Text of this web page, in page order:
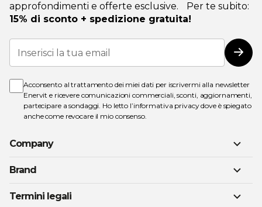
approfondimenti e offerte esclusive. Per te subito:
15% di sconto + spedizione gratuita!
Iscriviti
alla
nostra
Acconsento al trattamento dei miei dati per iscrivermi alla newsletter
Enervit e ricevere comunicazioni commerciali, sconti, aggiornamenti,
partecipare a sondaggi. Ho letto l’informativa privacydove è spiegato
anche come revocare il mio consenso.
Company
Brand
Termini legali